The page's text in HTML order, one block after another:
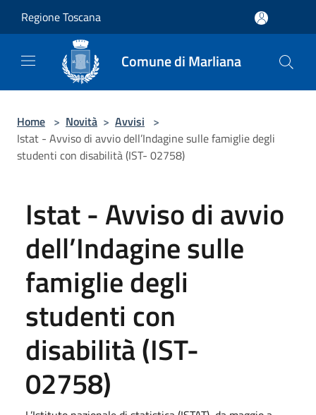
Regione Toscana
Comune di Marliana
Home > Novità > Avvisi >
Istat - Avviso di avvio dell’Indagine sulle famiglie degli
studenti con disabilità (IST- 02758)
Istat - Avviso di avvio
dell’Indagine sulle
famiglie degli
studenti con
disabilità (IST-
02758)